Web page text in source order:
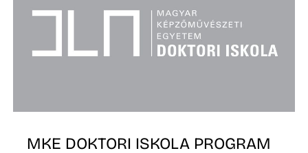
MKE DOKTORI ISKOLA PROGRAM